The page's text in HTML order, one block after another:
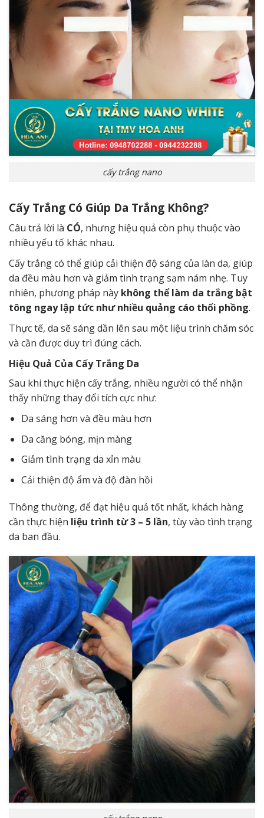
cấy trắng nano
Cấy Trắng Có Giúp Da Trắng Không?
Câu trả lời là CÓ, nhưng hiệu quả còn phụ thuộc vào
nhiều yếu tố khác nhau.
Cấy trắng có thể giúp cải thiện độ sáng của làn da, giúp
da đều màu hơn và giảm tình trạng sạm nám nhẹ. Tuy
nhiên, phương pháp này không thể làm da trắng bật
tông ngay lập tức như nhiều quảng cáo thổi phồng.
Thực tế, da sẽ sáng dần lên sau một liệu trình chăm sóc
và cần được duy trì đúng cách.
Hiệu Quả Của Cấy Trắng Da
Sau khi thực hiện cấy trắng, nhiều người có thể nhận
thấy những thay đổi tích cực như:
Da sáng hơn và đều màu hơn
Da căng bóng, mịn màng
Giảm tình trạng da xỉn màu
Cải thiện độ ẩm và độ đàn hồi
Thông thường, để đạt hiệu quả tốt nhất, khách hàng
cần thực hiện liệu trình từ 3 – 5 lần, tùy vào tình trạng
da ban đầu.